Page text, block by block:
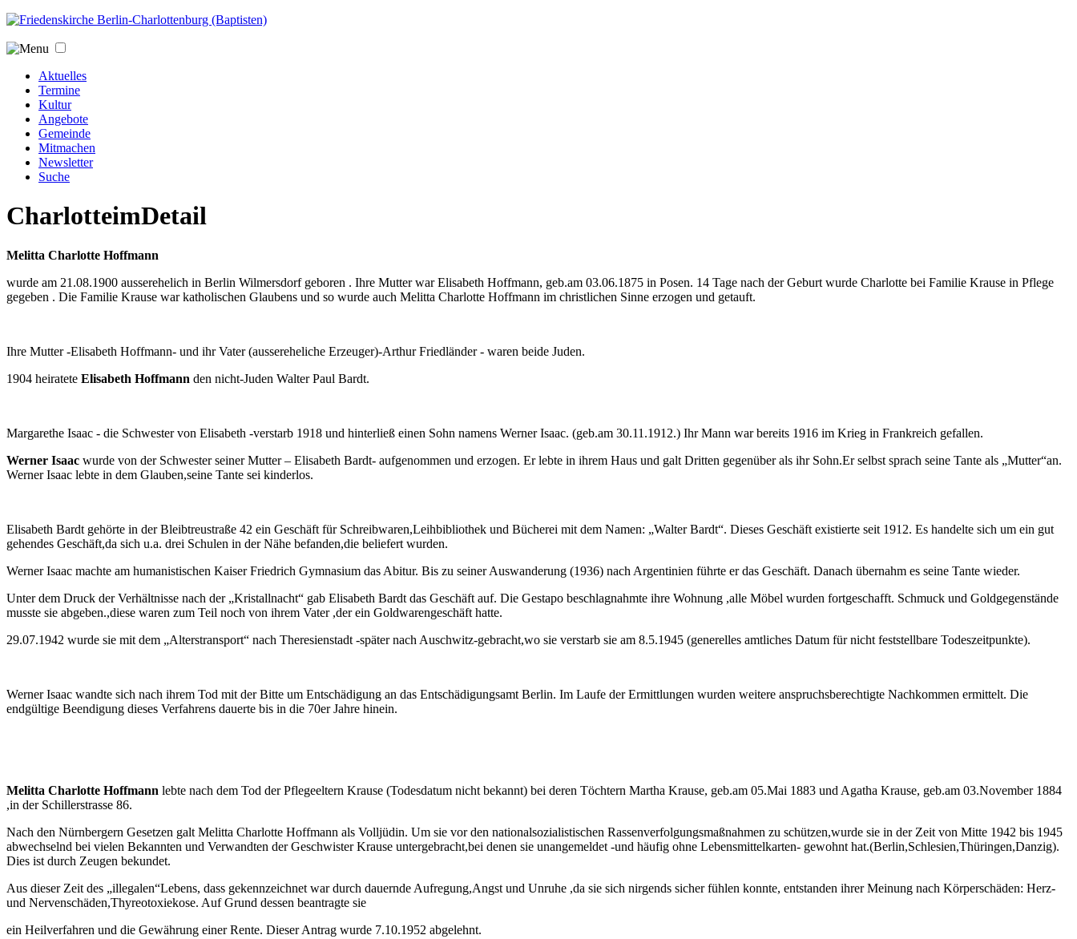
Jump to navigation
Aktuelles
Termine
Kultur
Angebote
Gemeinde
Mitmachen
Newsletter
Suche
CharlotteimDetail
Melitta Charlotte Hoffmann
wurde am 21.08.1900 ausserehelich in Berlin Wilmersdorf geboren . Ihre Mutter war Elisabeth Hoffmann, geb.am 03.06.1875 in Posen. 14 Tage nach der Geburt wurde Charlotte bei Familie Krause in Pflege
gegeben . Die Familie Krause war katholischen Glaubens und so wurde auch Melitta Charlotte Hoffmann im christlichen Sinne erzogen und getauft.
Ihre Mutter -Elisabeth Hoffmann- und ihr Vater (aussereheliche Erzeuger)-Arthur Friedländer - waren beide Juden.
1904 heiratete Elisabeth Hoffmann den nicht-Juden Walter Paul Bardt.
Margarethe Isaac - die Schwester von Elisabeth -verstarb 1918 und hinterließ einen Sohn namens Werner Isaac. (geb.am 30.11.1912.) Ihr Mann war bereits 1916 im Krieg in Frankreich gefallen.
Werner Isaac wurde von der Schwester seiner Mutter – Elisabeth Bardt- aufgenommen und erzogen. Er lebte in ihrem Haus und galt Dritten gegenüber als ihr Sohn.Er selbst sprach seine Tante als „Mutter“an.
Werner Isaac lebte in dem Glauben,seine Tante sei kinderlos.
Elisabeth Bardt gehörte in der Bleibtreustraße 42 ein Geschäft für Schreibwaren,Leihbibliothek und Bücherei mit dem Namen: „Walter Bardt“. Dieses Geschäft existierte seit 1912. Es handelte sich um ein gut
gehendes Geschäft,da sich u.a. drei Schulen in der Nähe befanden,die beliefert wurden.
Werner Isaac machte am humanistischen Kaiser Friedrich Gymnasium das Abitur. Bis zu seiner Auswanderung (1936) nach Argentinien führte er das Geschäft. Danach übernahm es seine Tante wieder.
Unter dem Druck der Verhältnisse nach der „Kristallnacht“ gab Elisabeth Bardt das Geschäft auf. Die Gestapo beschlagnahmte ihre Wohnung ,alle Möbel wurden fortgeschafft. Schmuck und Goldgegenstände
musste sie abgeben.,diese waren zum Teil noch von ihrem Vater ,der ein Goldwarengeschäft hatte.
29.07.1942 wurde sie mit dem „Alterstransport“ nach Theresienstadt -später nach Auschwitz-gebracht,wo sie verstarb sie am 8.5.1945 (generelles amtliches Datum für nicht feststellbare Todeszeitpunkte).
Werner Isaac wandte sich nach ihrem Tod mit der Bitte um Entschädigung an das Entschädigungsamt Berlin. Im Laufe der Ermittlungen wurden weitere anspruchsberechtigte Nachkommen ermittelt. Die
endgültige Beendigung dieses Verfahrens dauerte bis in die 70er Jahre hinein.
Melitta Charlotte Hoffmann lebte nach dem Tod der Pflegeeltern Krause (Todesdatum nicht bekannt) bei deren Töchtern Martha Krause, geb.am 05.Mai 1883 und Agatha Krause, geb.am 03.November 1884
,in der Schillerstrasse 86.
Nach den Nürnbergern Gesetzen galt Melitta Charlotte Hoffmann als Volljüdin. Um sie vor den nationalsozialistischen Rassenverfolgungsmaßnahmen zu schützen,wurde sie in der Zeit von Mitte 1942 bis 1945
abwechselnd bei vielen Bekannten und Verwandten der Geschwister Krause untergebracht,bei denen sie unangemeldet -und häufig ohne Lebensmittelkarten- gewohnt hat.(Berlin,Schlesien,Thüringen,Danzig).
Dies ist durch Zeugen bekundet.
Aus dieser Zeit des „illegalen“Lebens, dass gekennzeichnet war durch dauernde Aufregung,Angst und Unruhe ,da sie sich nirgends sicher fühlen konnte, entstanden ihrer Meinung nach Körperschäden: Herz-
und Nervenschäden,Thyreotoxiekose. Auf Grund dessen beantragte sie
ein Heilverfahren und die Gewährung einer Rente. Dieser Antrag wurde 7.10.1952 abgelehnt.